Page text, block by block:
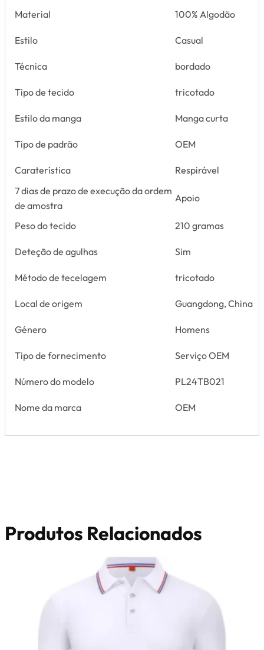
Material 100% Algodão
Estilo Casual
Técnica bordado
Tipo de tecido tricotado
Estilo da manga Manga curta
Tipo de padrão OEM
Caraterística
Respirável
7 dias de prazo de execução da ordem
de amostra
Apoio
Peso do tecido 210 gramas
Deteção de agulhas Sim
Método de tecelagem tricotado
Local de origem Guangdong, China
Género Homens
Tipo de fornecimento Serviço OEM
Número do modelo PL24TB021
Nome da marca OEM
Produtos Relacionados